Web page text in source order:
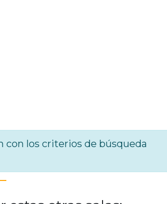
con los criterios de búsqueda